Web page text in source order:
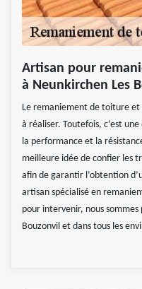
Artisan pour
à Neunkirchen Les
Le remaniement de toiture
à réaliser. Toutefois, c’est
la performance et la
meilleure idée de confier les
afin de garantir l’obtention
artisan spécialisé en
pour intervenir, nous
Bouzonvil et dans tous les